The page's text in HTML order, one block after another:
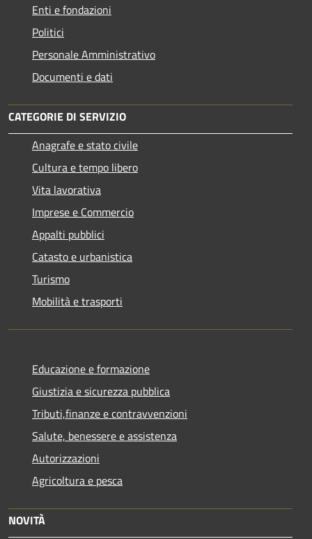
Enti e fondazioni
Politici
Personale Amministrativo
Documenti e dati
CATEGORIE DI SERVIZIO
Anagrafe e stato civile
Cultura e tempo libero
Vita lavorativa
Imprese e Commercio
Appalti pubblici
Catasto e urbanistica
Turismo
Mobilità e trasporti
Educazione e formazione
Giustizia e sicurezza pubblica
Tributi,finanze e contravvenzioni
Salute, benessere e assistenza
Autorizzazioni
Agricoltura e pesca
NOVITÀ